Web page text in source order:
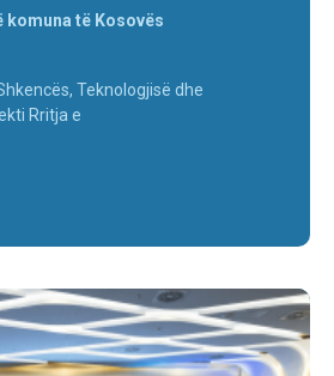
komuna të Kosovës
Teknologjisë dhe
Rritja e